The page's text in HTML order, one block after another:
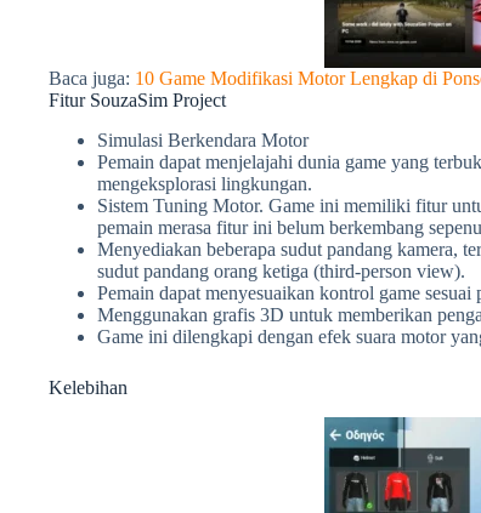
Baca juga: 10 Game Modifikasi Motor Lengkap di
Fitur SouzaSim Project
Simulasi Berkendara Motor
Pemain dapat menjelajahi dunia game yang
mengeksplorasi lingkungan.
Sistem Tuning Motor. Game ini memiliki fitur
pemain merasa fitur ini belum berkembang
Menyediakan beberapa sudut pandang kamera,
sudut pandang orang ketiga (third-person view).
Pemain dapat menyesuaikan kontrol game sesuai
Menggunakan grafis 3D untuk memberikan
Game ini dilengkapi dengan efek suara motor
Kelebihan